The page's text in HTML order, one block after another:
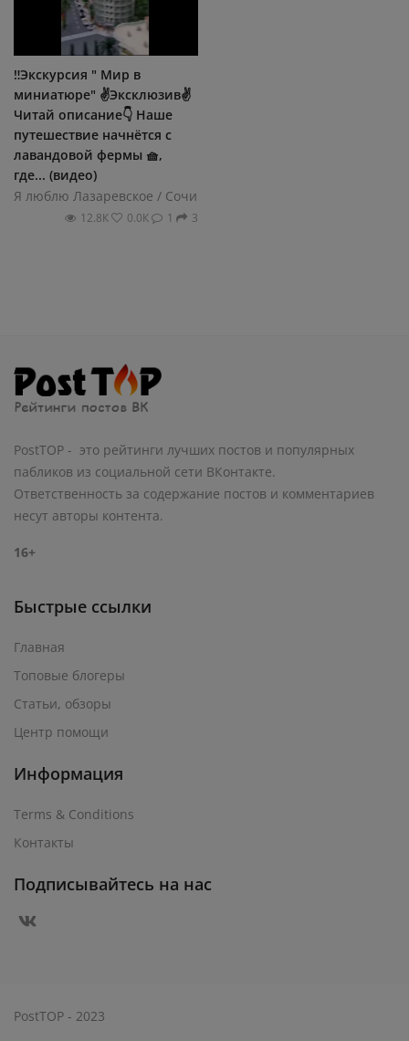
‼️Экскурсия " Мир в
миниатюре" ✌️Эксклюзив✌️
Читай описание👇 Наше
путешествие начнётся с
лавандовой фермы 🧺,
где... (видео)
Я люблю Лазаревское / Сочи
12.8К 0.0К 1 3
PostTOP - это рейтинги лучших постов и популярных
пабликов из социальной сети ВКонтакте.
Ответственность за содержание постов и комментариев
несут авторы контента.
16+
Быстрые ссылки
Главная
Топовые блогеры
Статьи, обзоры
Центр помощи
Информация
Terms & Conditions
Контакты
Подписывайтесь на нас
PostTOP - 2023